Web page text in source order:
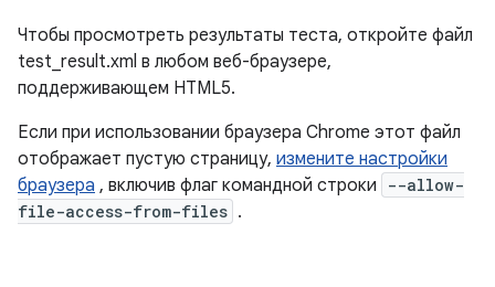
Чтобы просмотреть результаты теста, откройте файл
test_result.xml в любом веб-браузере,
поддерживающем HTML5.
Если при использовании браузера Chrome этот файл
отображает пустую страницу, измените настройки
браузера , включив флаг командной строки
--allow-
file-access-from-files .